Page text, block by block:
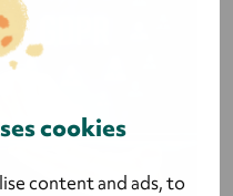
cookies
content and ads, to